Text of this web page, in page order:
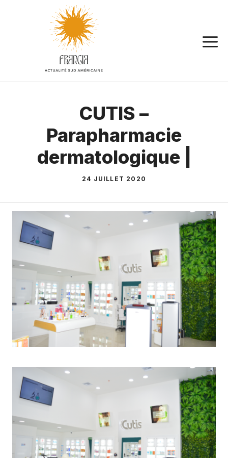
CUTIS –
Parapharmacie
dermatologique |
24 JUILLET 2020